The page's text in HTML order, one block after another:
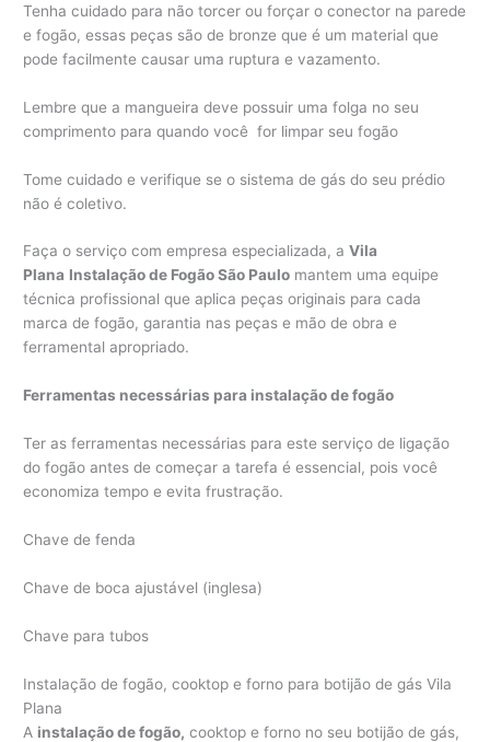
Tenha cuidado para não torcer ou forçar o conector na parede
e fogão, essas peças são de bronze que é um material que
pode facilmente causar uma ruptura e vazamento.
Lembre que a mangueira deve possuir uma folga no seu
comprimento para quando você for limpar seu fogão
Tome cuidado e verifique se o sistema de gás do seu prédio
não é coletivo.
Faça o serviço com empresa especializada, aVila
Plana Instalação de Fogão São Paulo mantem uma equipe
técnica profissional que aplica peças originais para cada
marca de fogão, garantia nas peças e mão de obra e
ferramental apropriado.
Ferramentas necessárias para instalação de fogão
Ter as ferramentas necessárias para este serviço de ligação
do fogão antes de começar a tarefa é essencial, pois você
economiza tempo e evita frustração.
Chave de fenda
Chave de boca ajustável (inglesa)
Chave para tubos
Instalação de fogão, cooktop e forno para botijão de gás Vila
Plana
A instalaçãodefogão, cooktop e forno no seu botijão de gás,